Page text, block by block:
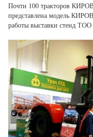
Почти 100 тракторов
представлена модель
работы выставки стенд